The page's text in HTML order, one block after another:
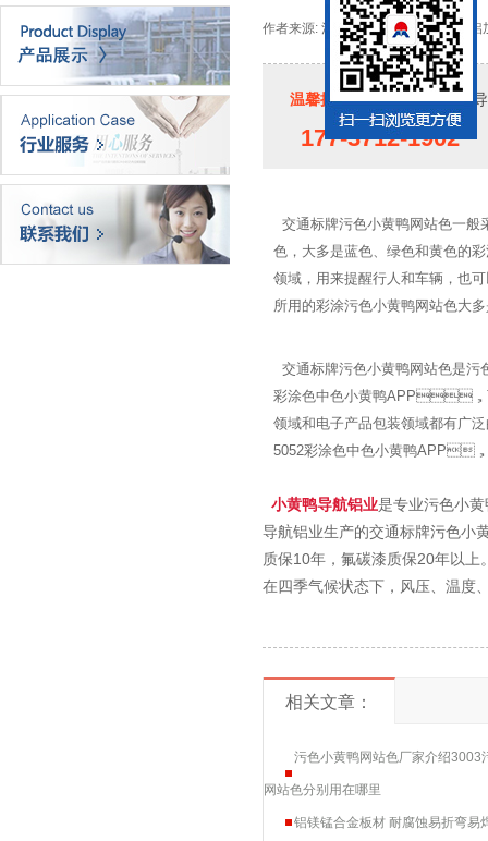
作者来源: 河南小黄鸭导航铝业-大型铝
温馨提示：如果您对小黄鸭导
177-3712-1902
交通标牌污色小黄鸭网站色一般
色，大多是蓝色、绿色和黄
领域，用来提醒行人和车辆，也
所用的彩涂污色小黄鸭网站色大多
交通标牌污色小黄鸭网站色是污
彩涂色中色小黄鸭APP，可根
领域和电子产品包装领域都有广泛
5052彩涂色中色小黄鸭APP，
小黄鸭导航铝业是专业污色小黄
导航铝业生产的交通标牌污色小黄鸭
质保10年，氟碳漆质保20年以上
在四季气候状态下，风压、温度
相关文章：
污色小黄鸭网站色厂家介绍3003
网站色分别用在哪里
铝镁锰合金板材 耐腐蚀易折弯易